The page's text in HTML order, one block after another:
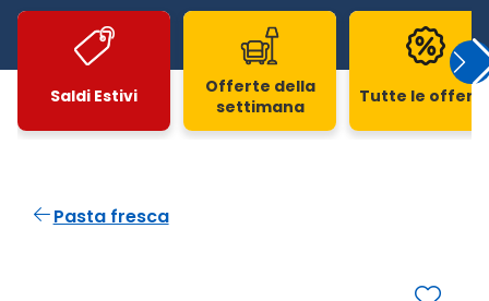
Saldi Estivi
Offerte della
settimana
Tutte le
Pasta fresca